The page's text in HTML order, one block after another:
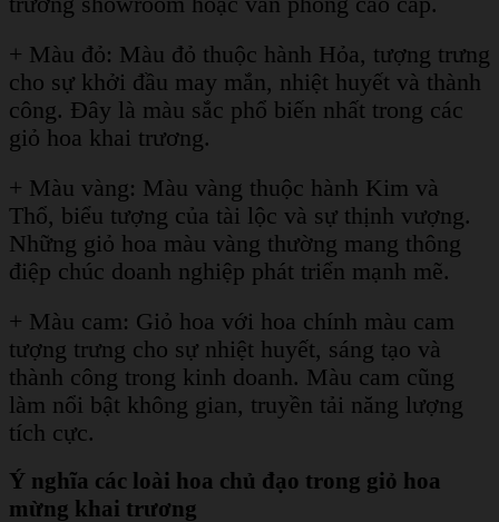
+ Màu đỏ: Màu đỏ thuộc hành Hỏa, tượng trưng
cho sự khởi đầu may mắn, nhiệt huyết và thành
công. Đây là màu sắc phổ biến nhất trong các
giỏ hoa khai trương.
+ Màu vàng: Màu vàng thuộc hành Kim và
Thổ, biểu tượng của tài lộc và sự thịnh vượng.
Những giỏ hoa màu vàng thường mang thông
điệp chúc doanh nghiệp phát triển mạnh mẽ.
+ Màu cam: Giỏ hoa với hoa chính màu cam
tượng trưng cho sự nhiệt huyết, sáng tạo và
thành công trong kinh doanh. Màu cam cũng
làm nổi bật không gian, truyền tải năng lượng
tích cực.
Ý nghĩa các loài hoa chủ đạo trong giỏ hoa
mừng khai trương